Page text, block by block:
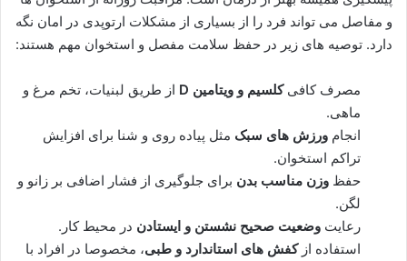
و مفاصل می تواند فرد را از بسیاری از مشکلات ارتوپدی در امان نگه
دارد. توصیه های زیر در حفظ سلامت مفصل و استخوان مهم هستند:
مصرف کافیکلسیم و ویتامین D
از طریق لبنیات، تخم مرغ و
ماهی.
انجام ورزش های سبک مثل پیاده روی و شنا برای افزایش
تراکم استخوان.
حفظ وزن مناسب بدن برای جلوگیری از فشار اضافی بر زانو و
لگن.
رعایت وضعیت صحیح نشستن و ایستادن در محیط کار.
استفاده ازکفش های استاندارد و طبی، مخصوصا در افراد با